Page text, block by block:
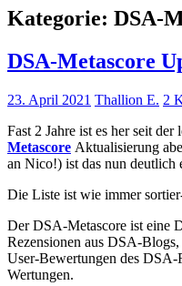
Kategorie: DSA-
DSA-Metascore
23. April 2021 Thallion E. 2
Fast 2 Jahre ist es her seit der
Metascore Aktualisierung
an Nico!) ist das nun deutlich
Die Liste ist wie immer
Der DSA-Metascore ist eine
Rezensionen aus DSA-
User-Bewertungen des
Wertungen.